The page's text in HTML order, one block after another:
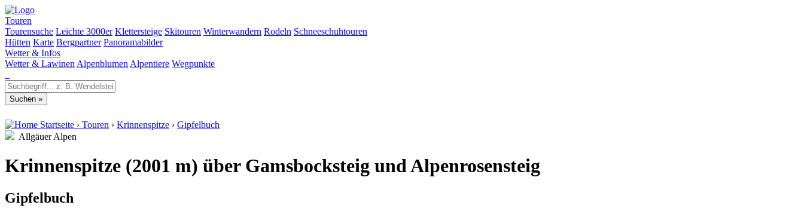
Touren
Tourensuche Leichte 3000er Klettersteige Skitouren Winterwandern Rodeln Schneeschuhtouren
Hütten Karte Bergpartner Panoramabilder
Wetter & Infos
Wetter & Lawinen Alpenblumen Alpentiere Wegpunkte
Startseite › Touren › Krinnenspitze › Gipfelbuch
Allgäuer Alpen
Krinnenspitze (2001 m) über Gamsbocksteig und Alpenrosensteig
Gipfelbuch